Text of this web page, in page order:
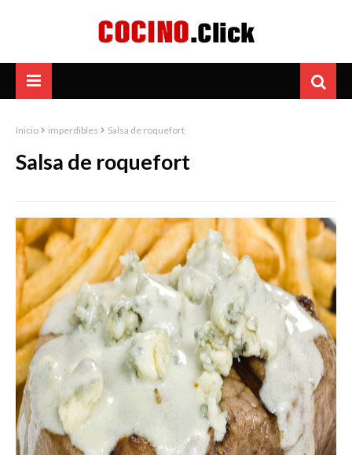
Inicio imperdibles Salsa de roquefort
Salsa de roquefort